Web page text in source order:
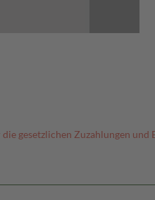
gesetzlichen Zuzahlungen und